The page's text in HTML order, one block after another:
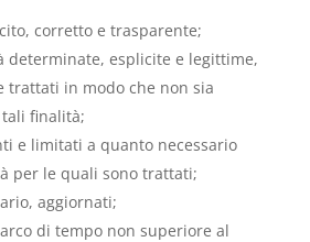
corretto e trasparente;
determinate, esplicite e legittime,
trattati in modo che non sia
finalità;
e limitati a quanto necessario
per le quali sono trattati;
aggiornati;
di tempo non superiore al